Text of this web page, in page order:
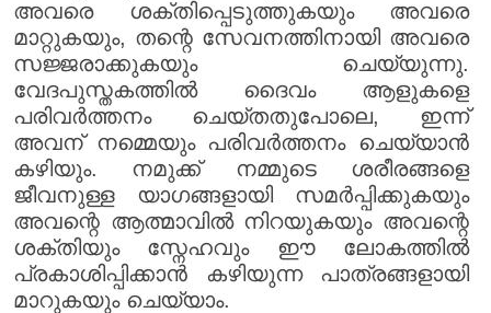
അവരെ ശക്തിപ്പെടുത്തുകയും അവരെ
മാറ്റുകയും, തന്റെ സേവനത്തിനായി അവരെ
സജ്ജരാക്കുകയും ചെയ്യുന്നു.
വേദപുസ്തകത്തിൽ ദൈവം ആളുകളെ
പരിവർത്തനം ചെയ്തതുപോലെ, ഇന്ന്
അവന് നമ്മെയും പരിവർത്തനം ചെയ്യാൻ
കഴിയും. നമുക്ക് നമ്മുടെ ശരീരങ്ങളെ
ജീവനുള്ള യാഗങ്ങളായി സമർപ്പിക്കുകയും
അവന്റെ ആത്മാവിൽ നിറയുകയും അവന്റെ
ശക്തിയും സ്നേഹവും ഈ ലോകത്തിൽ
പ്രകാശിപ്പിക്കാൻ കഴിയുന്ന പാത്രങ്ങളായി
മാറുകയും ചെയ്യാം.